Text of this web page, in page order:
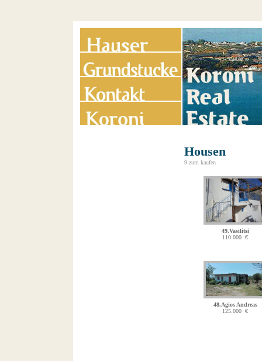
Housen
9 zum kaufen
49.Vasilitsi
110.000 €
48.Agios Andreas
125.000 €